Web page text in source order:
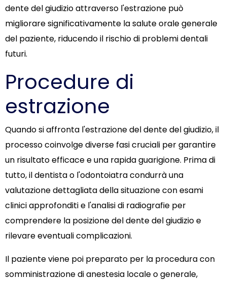
dente del giudizio attraverso l'estrazione può
migliorare significativamente la salute orale generale
del paziente, riducendo il rischio di problemi dentali
futuri.
Procedure di
estrazione
Quando si affronta l'estrazione del dente del giudizio, il
processo coinvolge diverse fasi cruciali per garantire
un risultato efficace e una rapida guarigione. Prima di
tutto, il dentista o l'odontoiatra condurrà una
valutazione dettagliata della situazione con esami
clinici approfonditi e l'analisi di radiografie per
comprendere la posizione del dente del giudizio e
rilevare eventuali complicazioni.
Il paziente viene poi preparato per la procedura con
somministrazione di anestesia locale o generale,